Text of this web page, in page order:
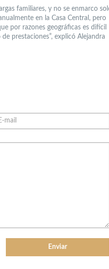
familiares, y no se enmarco
en la Casa Central, pero
por razones geográficas es difícil
prestaciones”, explicó Alejandra